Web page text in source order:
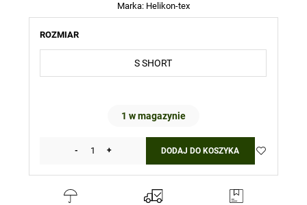
Marka: Helikon-tex
ROZMIAR
1 w magazynie
-
ilość
+ DODAJ DO KOSZYKA